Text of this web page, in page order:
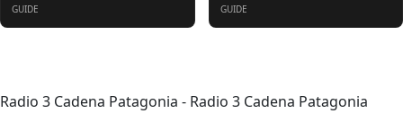
GUIDE GUIDE
Radio 3 Cadena Patagonia - Radio 3 Cadena Patagonia